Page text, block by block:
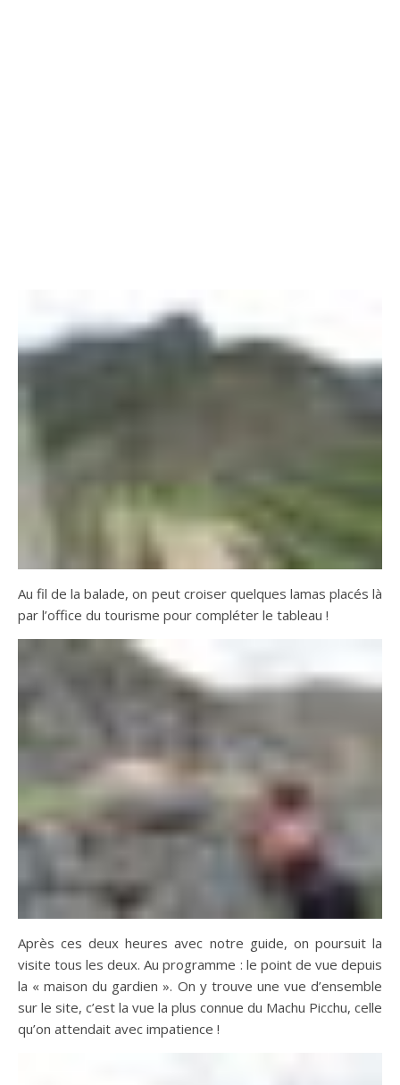
Au fil de la balade, on peut croiser quelques lamas placés là
par l’office du tourisme pour compléter le tableau !
Après ces deux heures avec notre guide, on poursuit la
visite tous les deux. Au programme : le point de vue depuis
la « maison du gardien ». On y trouve une vue d’ensemble
sur le site, c’est la vue la plus connue du Machu Picchu, celle
qu’on attendait avec impatience !